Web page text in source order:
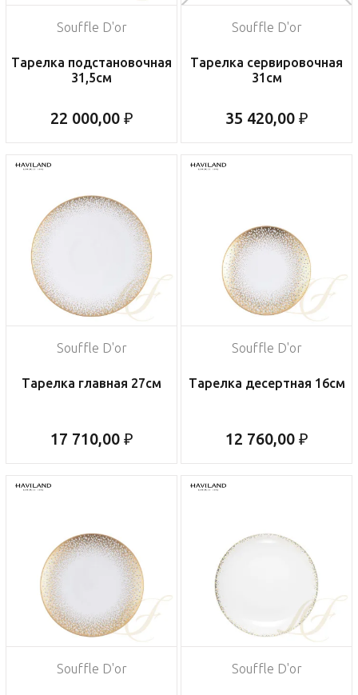
Souffle D'or
Тарелка подстановочная
31,5см
22 000,00 ₽
Souffle D'or
Тарелка сервировочная
31см
35 420,00 ₽
Souffle D'or
Тарелка главная 27см
17 710,00 ₽
Souffle D'or
Тарелка десертная 16см
12 760,00 ₽
Souffle D'or Souffle D'or